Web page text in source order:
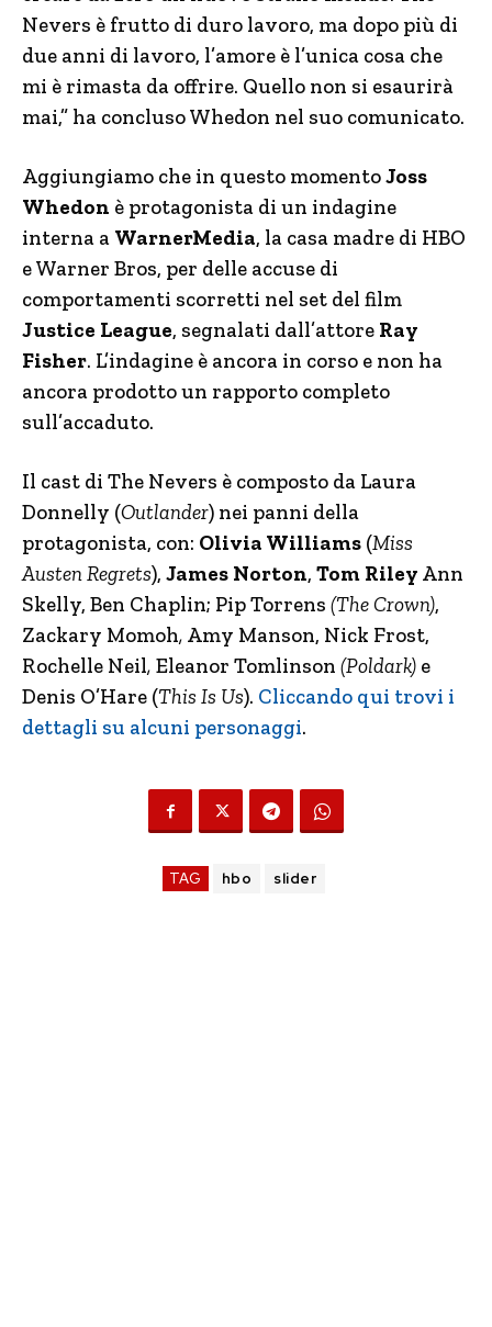
Nevers è frutto di duro lavoro, ma dopo più di
due anni di lavoro, l’amore è l’unica cosa che
mi è rimasta da offrire. Quello non si esaurirà
mai,” ha concluso Whedon nel suo comunicato.
Aggiungiamo che in questo momentoJoss
Whedon è protagonista di un indagine
interna a WarnerMedia, la casa madre di HBO
e Warner Bros, per delle accuse di
comportamenti scorretti nel set del film
Justice League, segnalati dall’attore Ray
Fisher. L’indagine è ancora in corso e non ha
ancora prodotto un rapporto completo
sull’accaduto.
Il cast di The Nevers è composto da Laura
Donnelly (Outlander) nei panni della
protagonista, con: Olivia Williams (Miss
Austen Regrets), James Norton, Tom Riley Ann
Skelly, Ben Chaplin; Pip Torrens (The Crown),
Zackary Momoh, Amy Manson, Nick Frost,
Rochelle Neil, Eleanor Tomlinson (Poldark) e
Denis O’Hare (This Is Us). Cliccando qui trovi i
dettagli su alcuni personaggi.
TAG hbo slider